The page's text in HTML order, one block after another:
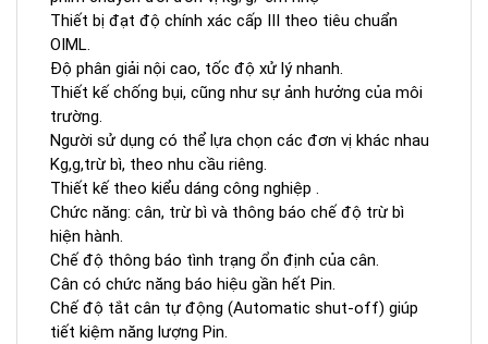
Thiết bị đạt độ chính xác cấp III theo tiêu chuẩn
OIML.
Độ phân giải nội cao, tốc độ xử lý nhanh.
Thiết kế chống bụi, cũng như sự ảnh hưởng của môi
trường.
Người sử dụng có thể lựa chọn các đơn vị khác nhau
Kg,g,trừ bì, theo nhu cầu riêng.
Thiết kế theo kiểu dáng công nghiệp .
Chức năng: cân, trừ bì và thông báo chế độ trừ bì
hiện hành.
Chế độ thông báo tình trạng ổn định của cân.
Cân có chức năng báo hiệu gần hết Pin.
Chế độ tắt cân tự động (Automatic shut-off) giúp
tiết kiệm năng lượng Pin.